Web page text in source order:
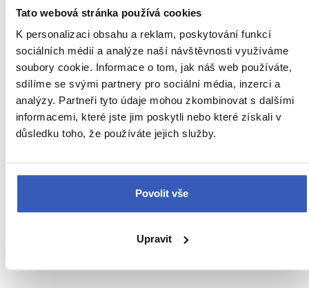
Tato webová stránka používá cookies
K personalizaci obsahu a reklam, poskytování funkcí
sociálních médií a analýze naší návštěvnosti využíváme
soubory cookie. Informace o tom, jak náš web používáte,
sdílíme se svými partnery pro sociální média, inzerci a
analýzy. Partneři tyto údaje mohou zkombinovat s dalšími
informacemi, které jste jim poskytli nebo které získali v
důsledku toho, že používáte jejich služby.
Povolit vše
Upravit
Kateřina Járová
„Snažím se cestovatele propojit se světem místních.
Obyčejným a tak jiným!"
Ukaž všech 78 průvodců